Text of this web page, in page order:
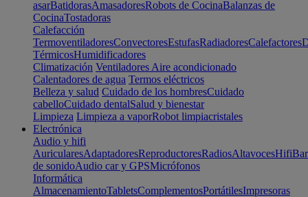
asarBatidorasAmasadoresRobots de CocinaBalanzas de
CocinaTostadoras
Calefacción
TermoventiladoresConvectoresEstufasRadiadoresCalefactores
TérmicosHumidificadores
Climatización Ventiladores Aire acondicionado
Calentadores de agua Termos eléctricos
Belleza y salud Cuidado de los hombresCuidado
cabelloCuidado dentalSalud y bienestar
Limpieza Limpieza a vaporRobot limpiacristales
Electrónica
Audio y hifi
AuricularesAdaptadoresReproductoresRadiosAltavocesHifi
de sonidoAudio car y GPSMicrófonos
Informática
AlmacenamientoTabletsComplementosPortátilesImpresoras